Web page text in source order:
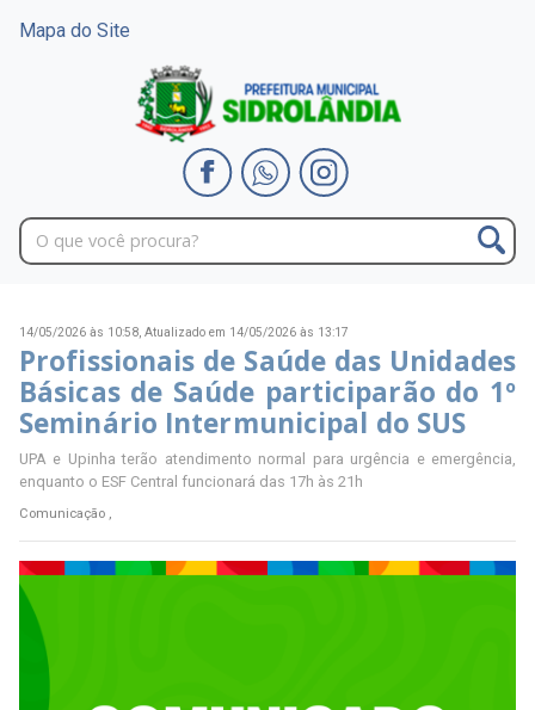
Mapa do Site
14/05/2026 às 10:58, Atualizado em 14/05/2026 às 13:17
Profissionais de Saúde das Unidades
Básicas de Saúde participarão do 1º
Seminário Intermunicipal do SUS
UPA e Upinha terão atendimento normal para urgência e emergência,
enquanto o ESF Central funcionará das 17h às 21h
Comunicação ,